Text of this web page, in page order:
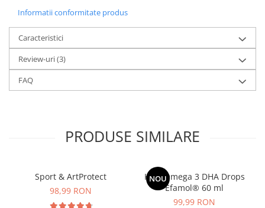
Informatii conformitate produs
Caracteristici
Review-uri(3)
FAQ
PRODUSE SIMILARE
Sport & ArtProtect
98,99 RON
NOU
Kids Omega 3 DHA Drops
Efamol® 60 ml
99,99 RON